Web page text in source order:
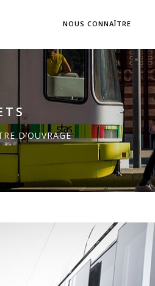
NOUS CONNAÎTRE
D’OUVRAGE